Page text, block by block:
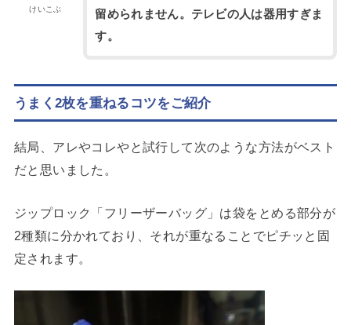
けいこぶ
留められません。テレビの人は器用すぎま
す。
うまく2枚を重ねるコツをご紹介
結局、アレやコレやと試行して次のような方法がベスト
だと思いました。
ジップロック「フリーザーバッグ」は袋をとめる部分が
2種類に分かれており、それが重なることでピチッと固
定されます。